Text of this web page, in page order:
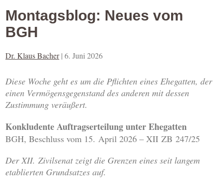
Montagsblog: Neues vom
BGH
Dr. Klaus Bacher |6. Juni 2026
Diese Woche geht es um die Pflichten eines Ehegatten, der
einen Vermögensgegenstand des anderen mit dessen
Zustimmung veräußert.
Konkludente Auftragserteilung unter Ehegatten
BGH, Beschluss vom 15. April 2026 – XII ZB 247/25
Der XII. Zivilsenat zeigt die Grenzen eines seit langem
etablierten Grundsatzes auf.